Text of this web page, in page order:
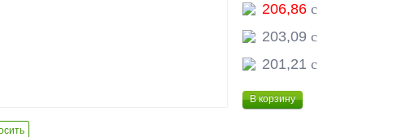
206,86 c
203,09 c
201,21 c
В корзину